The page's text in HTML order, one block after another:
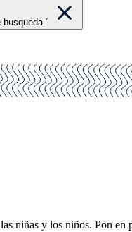
busqueda."
niñas y los niños. Pon